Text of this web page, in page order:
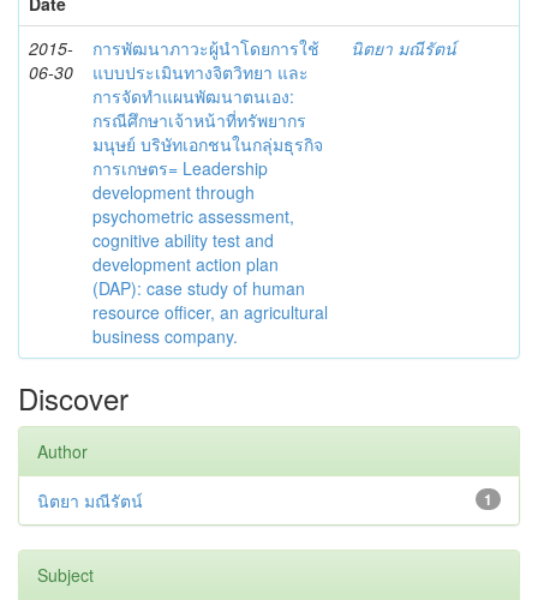
2015-
06-30
การพัฒนาภาวะผู้นำโดยการใช้
แบบประเมินทางจิตวิทยา และ
การจัดทำแผนพัฒนาตนเอง:
กรณีศึกษาเจ้าหน้าที่ทรัพยากร
มนุษย์ บริษัทเอกชนในกลุ่มธุรกิจ
การเกษตร= Leadership
development through
psychometric assessment,
cognitive ability test and
development action plan
(DAP): case study of human
resource officer, an agricultural
business company.
นิตยา มณีรัตน์
Discover
Author
1
นิตยา มณีรัตน์
Subject